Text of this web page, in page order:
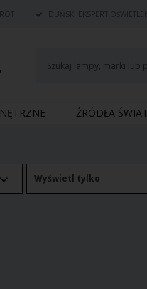
DUŃSKI EKSPERT
ŹRÓDŁA
Wyświetl tylko